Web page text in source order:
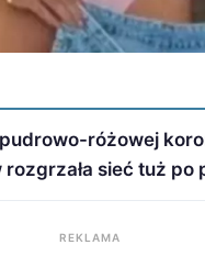
różowej
sieć tuż po
REKLAMA